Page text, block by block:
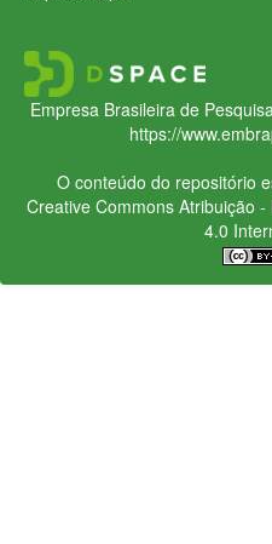
Empresa Brasileira de
https://
O conteúdo do repositório
Creative CommonsAtribuição -
4.0